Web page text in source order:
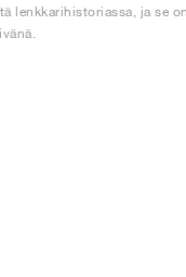
lenkkarihistoriassa, ja se